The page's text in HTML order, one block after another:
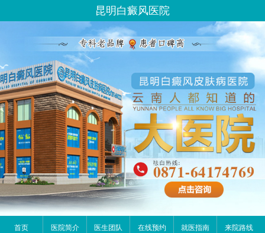
昆明白癜风医院
首页 医院简介 医生团队 在线预约 就医指南 来院路线